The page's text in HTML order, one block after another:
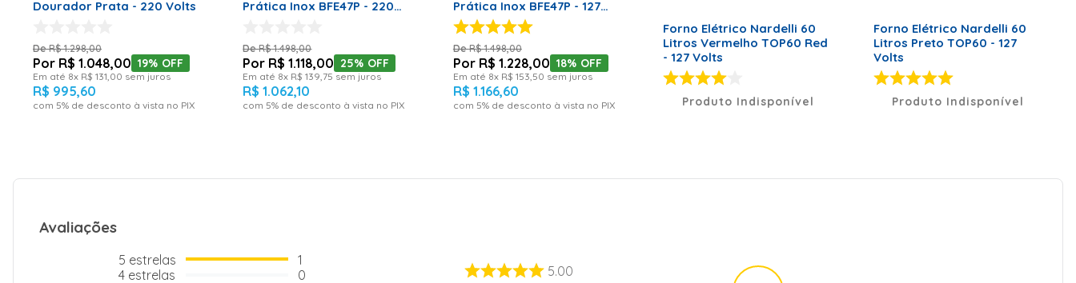
Dourador Prata - 220 Volts
R$ 1.298,00
R$ 1.048,00 19% OFF
Em até 8x R$ 131 00 sem juros
R$ 995,60
com 5% de desconto à vista no PIX
Prática Inox BFE47P - 220
R$ 1.498,00
R$ 1.118,00 25% OFF
Em até 8x R$ 139 75 sem juros
R$ 1.062,10
com 5% de desconto à vista no PIX
Prática Inox BFE47P - 127
Volts
R$ 1.498,00
R$ 1.228,00 18% OFF
Em até 8x R$ 153 50 sem juros
R$ 1.166,60
com 5% de desconto à vista no PIX
Forno Elétrico Nardelli 60
Litros Vermelho TOP60 Red
- 127 Volts
Produto Indisponível
Forno Elétrico Nardelli 60
Litros Preto TOP60 - 127
Volts
Produto Indisponível
Avaliações
5 estrelas
4 estrelas
1
0
5.00